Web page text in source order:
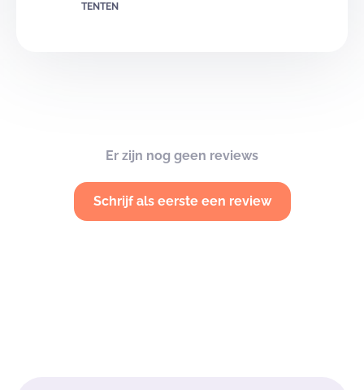
TENTEN
Er zijn nog geen reviews
Schrijf als eerste een review